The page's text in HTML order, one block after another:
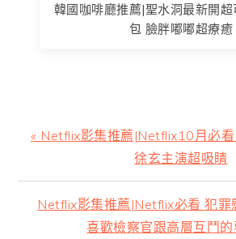
韓國咖啡廳推薦|聖水洞最新開
包 臉胖嘟嘟超療癒
上
篇
文
« Netflix影集推薦|Netflix10月必
徐玄主演超吸睛
下
Netflix影集推薦|Netflix必看 犯罪
喜歡檢察官跟高層互鬥的